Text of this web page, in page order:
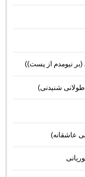
(بر نیومدم از پست))